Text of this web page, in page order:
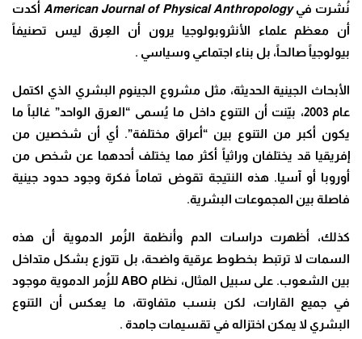
نُشرت فيAmerican Journal of Physical Anthropology أكدت
أن معظم علماء الأنثروبولوجيا يرون أن العِرق ليس تصنيفاً
بيولوجياً صالحاً، بل بناء اجتماعي وسياسي .
الأبحاث الجينية الحديثة، مثل مشروع الجينوم البشري الذي اكتمل
عام 2003، بيّنت أن التنوع داخل ما يُسمى “العرق الواحد” غالباً ما
يكون أكبر من التنوع بين “أعراق مختلفة”. أي أن شخصين من
إفريقيا قد يختلفان وراثياً أكثر مما يختلف أحدهما عن شخص من
أوروبا أو آسيا. هذه النتيجة تقوض تماماً فكرة وجود حدود جينية
فاصلة بين المجموعات البشرية.
كذلك، أظهرت دراسات الدم وأنظمة الزُمر الدموية أن هذه
السمات لا ترتبط بخطوط عرقية واضحة، بل تتوزع بشكل متداخل
بين الشعوب. على سبيل المثال، نظام ABO للزُمر الدموية موجود
في جميع القارات، لكن بنسب متفاوتة، ما يعكس أن التنوع
البشري لا يمكن اختزاله في تقسيمات جامدة .